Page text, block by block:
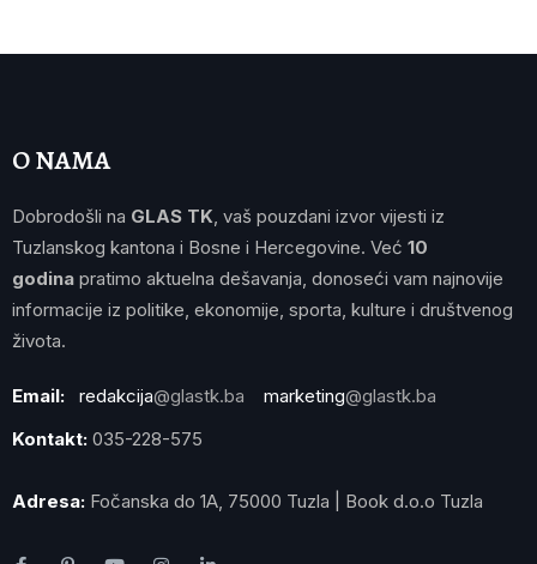
O NAMA
Dobrodošli na GLAS TK , vaš pouzdani izvor vijesti iz
Tuzlanskog kantona i Bosne i Hercegovine. Već 10
godina pratimo aktuelna dešavanja, donoseći vam najnovije
informacije iz politike, ekonomije, sporta, kulture i društvenog
života.
Email: redakcija@glastk.ba marketing@glastk.ba
Kontakt: 035-228-575
Adresa: Fočanska do 1A, 75000 Tuzla | Book d.o.o Tuzla